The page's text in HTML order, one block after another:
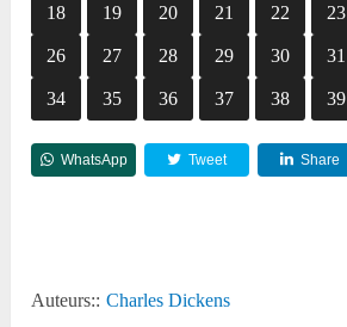
18 19 20 21 22 23
26 27 28 29 30 31
34 35 36 37 38 39
WhatsApp Tweet Share
Auteurs:: Charles Dickens